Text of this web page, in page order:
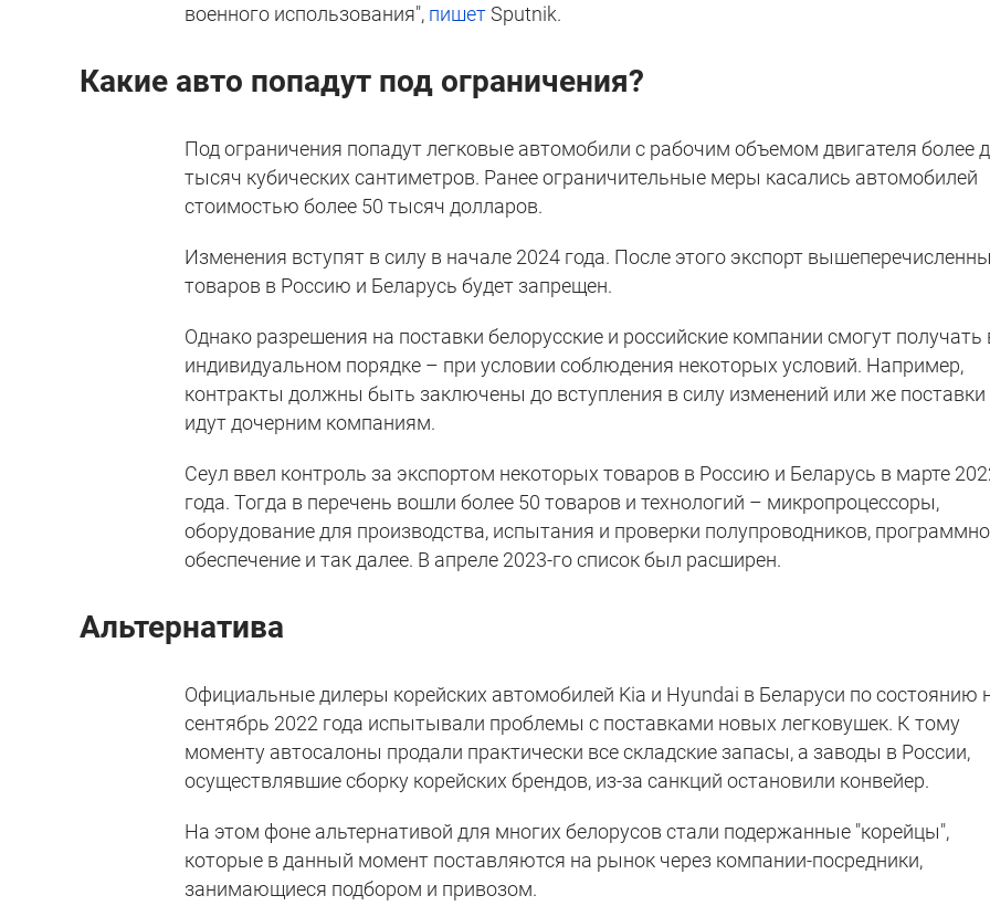
военного использования", пишетSputnik.
Какие авто попадут под ограничения?
Под ограничения попадут легковые автомобили с рабочим объемом двигателя более
тысяч кубических сантиметров. Ранее ограничительные меры касались автомобилей
стоимостью более 50 тысяч долларов.
Изменения вступят в силу в начале 2024 года. После этого экспорт
товаров в Россию и Беларусь будет запрещен.
Однако разрешения на поставки белорусские и российские компании смогут получать
индивидуальном порядке – при условии соблюдения некоторых условий. Например,
контракты должны быть заключены до вступления в силу изменений или же поставки
идут дочерним компаниям.
Сеул ввел контроль за экспортом некоторых товаров в Россию и Беларусь в марте
года. Тогда в перечень вошли более 50 товаров и технологий – микропроцессоры,
оборудование для производства, испытания и проверки полупроводников,
обеспечение и так далее. В апреле 2023-го список был расширен.
Альтернатива
Официальные дилеры корейских автомобилей Kia и Hyundai в Беларуси по состоянию
сентябрь 2022 года испытывали проблемы с поставками новых легковушек. К тому
моменту автосалоны продали практически все складские запасы, а заводы в России,
осуществлявшие сборку корейских брендов, из-за санкций остановили конвейер.
На этом фоне альтернативой для многих белорусов стали подержанные "корейцы",
которые в данный момент поставляются на рынок через компании-посредники,
занимающиеся подбором и привозом.